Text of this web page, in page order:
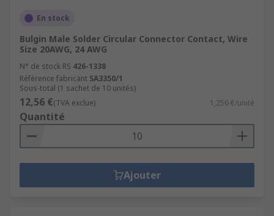
En stock
Bulgin Male Solder Circular Connector Contact, Wire
Size 20AWG, 24 AWG
N° de stock RS 426-1338
Référence fabricant SA3350/1
Sous-total (1 sachet de 10 unités)
12,56 €(TVA exclue) 1,256 €/unité
Quantité
Ajouter